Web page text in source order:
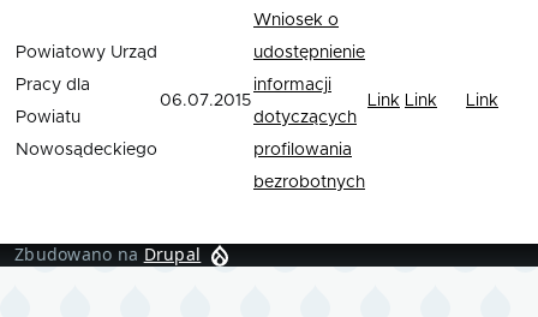
Powiatowy Urząd
Pracy dla
Powiatu
Nowosądeckiego
06.07.2015
Wniosek o
udostępnienie
informacji
dotyczących
profilowania
bezrobotnych
Link Link Link
Zbudowano na Drupal